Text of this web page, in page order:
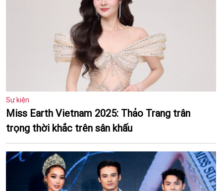
Sự kiện
Miss Earth Vietnam 2025: Thảo Trang trân
trọng thời khắc trên sân khấu